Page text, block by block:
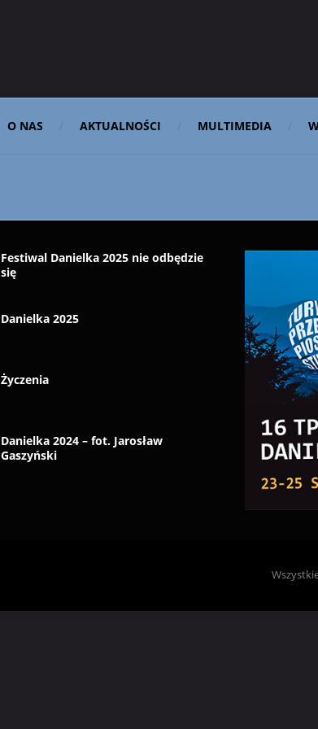
O NAS AKTUALNOŚCI MULTIMEDIA
Festiwal Danielka 2025 nie odbędzie
się
Danielka 2025
Życzenia
Danielka 2024 – fot. Jarosław
Gaszyński